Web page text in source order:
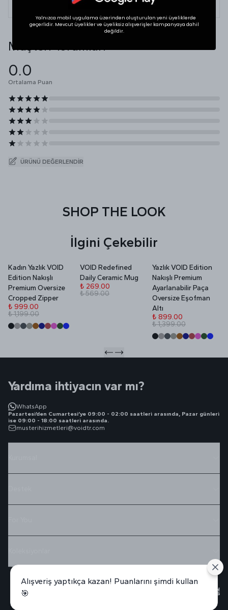
Müşteri Yorumları
0.0
Ortalama Puan
ÜRÜNÜ DEĞERLENDIR
SHOP THE LOOK
İlgini Çekebilir
Kadın Yazlık VOID
Edition Nakışlı
Premium Oversize
Cropped Zipper
₺ 999.00
₺ 1,199.00
VOID Redefined
Daily Ceramic Mug
₺ 269.00
₺ 569.00
Yazlık VOID Edition
Nakışlı Premium
Ayarlanabilir Paça
Oversize Eşofman
Altı
₺ 899.00
₺ 1,399.00
Yardıma ihtiyacın var mı?
WhatsApp
Pazartesi’den Cumartesi’ye 09:00 - 02:00 saatleri arasında, Pazar günleri
ise 09:00 - 18:00 saatleri arasında.
musterihizmetleri@voidtr.com
Yalnızca mobil uygulama üzerinden oluşturulan yeni üyeliklerde
geçerlidir. Mevcut üyelikler ve üyeliksiz alışverişler kampanyaya dahil
değildir.
Alışveriş yaptıkça kazan! Puanlarını şimdi kullan
🎯